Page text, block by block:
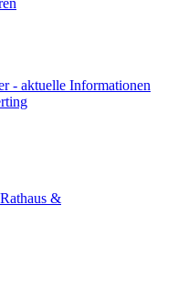
- aktuelle Informationen
Rathaus &